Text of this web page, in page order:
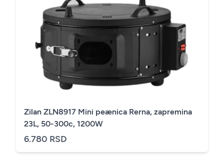
Zilan ZLN8917 Mini peænica Rerna, zapremina
23L, 50-300c, 1200W
6.780 RSD